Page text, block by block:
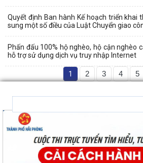
Quyết định Ban hành Kế hoạch triển khai
sung một số điều của Luật Chuyển giao
Phấn đấu 100% hộ nghèo, hộ cận nghèo
hỗ trợ sử dụng dịch vụ truy nhập Internet
1 2 3 4 5